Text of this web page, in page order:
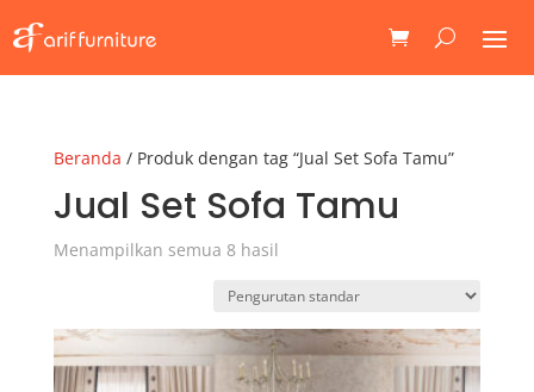
Beranda / Produk dengan tag “Jual Set Sofa Tamu”
Jual Set Sofa Tamu
Menampilkan semua 8 hasil